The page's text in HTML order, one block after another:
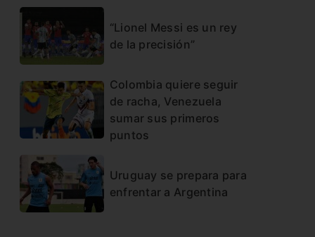
“Lionel Messi es un rey
de la precisión”
Colombia quiere seguir
de racha, Venezuela
sumar sus primeros
puntos
Uruguay se prepara para
enfrentar a Argentina